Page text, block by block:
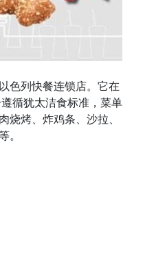
色列快餐连锁店。它在
循犹太洁食标准，菜单
烧烤、炸鸡条、沙拉、
。